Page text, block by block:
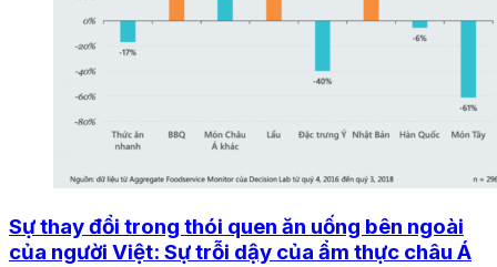
Sự thay đổi trong thói quen ăn uống bên ngoài
của người Việt: Sự trỗi dậy của ẩm thực châu Á